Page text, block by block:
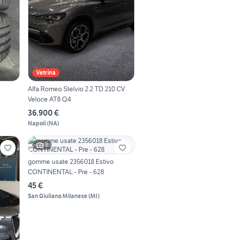
Vetrina
Alfa Romeo Stelvio 2.2 TD 210 CV
Veloce AT8 Q4
36.900 €
Napoli(NA)
3
gomme usate 2356018 Estivo
CONTINENTAL - Pre - 628
45 €
San Giuliano Milanese(MI)